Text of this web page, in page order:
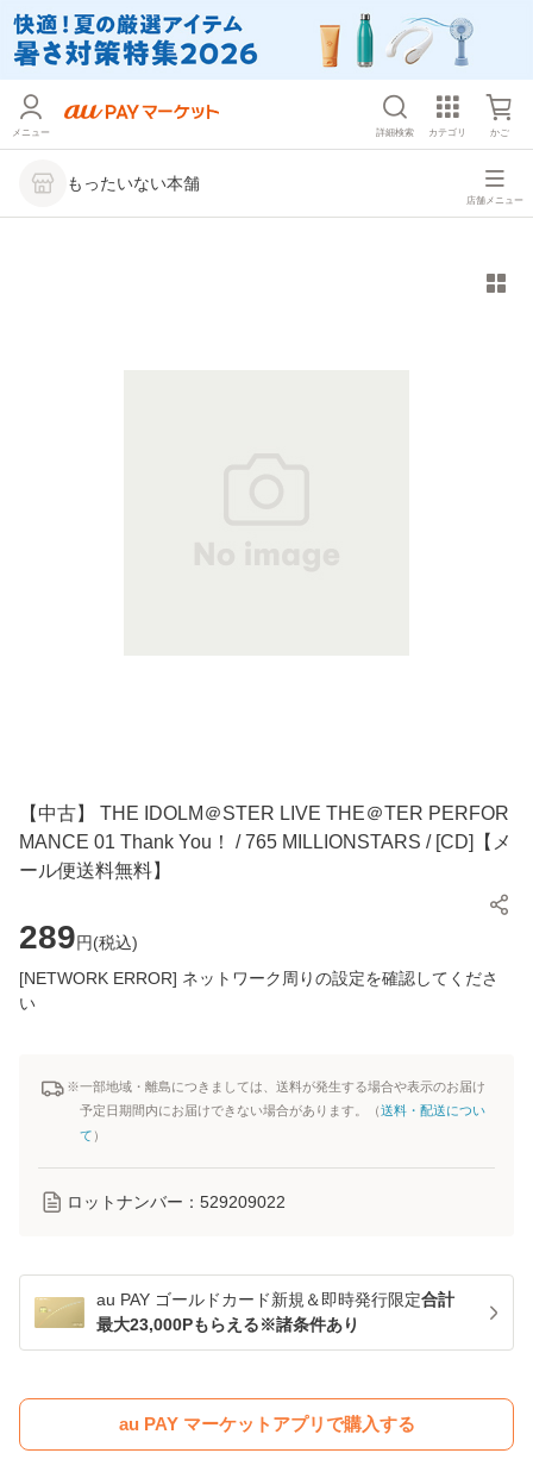
メニュー 詳細検索 カテゴリ かご
もったいない本舗
店舗メニュー
【中古】 THE IDOLM＠STER LIVE THE＠TER PERFOR
MANCE 01 Thank You！ / 765 MILLIONSTARS / [CD]【メ
ール便送料無料】
289円(税込)
[NETWORK ERROR] ネットワーク周りの設定を確認してくださ
い
※一部地域・離島につきましては、送料が発生する場合や表示のお届け
予定日期間内にお届けできない場合があります。（送料・配送につい
て ）
ロットナンバー： 529209022
au PAY ゴールドカード新規＆即時発行限定合計
最大23,000Pもらえる※諸条件あり
au PAY マーケットアプリで購入する